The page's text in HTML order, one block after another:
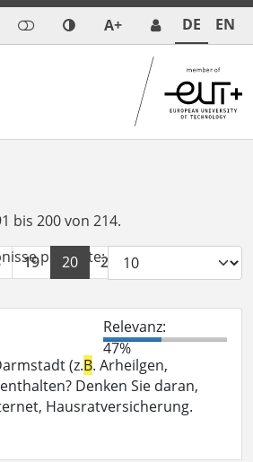
A+ DE EN
bis 200 von 214.
19 20 21
pro Seite:
Relevanz:
47%
(z.B. Arheilgen,
Denken Sie daran,
Hausratversicherung.